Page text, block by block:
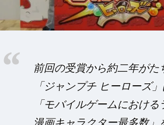
前回の受賞から約二年がた
「ジャンプチ ヒーローズ」
「モバイルゲームにおけ